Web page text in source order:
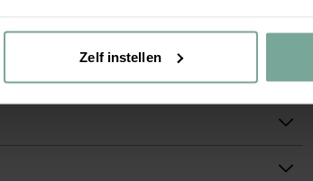
Zelf instellen
verharde hiel. Dit zorgt voor extra stevigheid
het lopen!